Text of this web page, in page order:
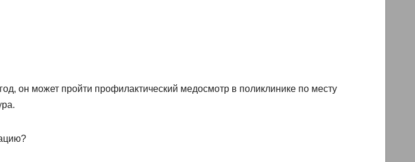
он может пройти профилактический медосмотр в поликлинике по месту